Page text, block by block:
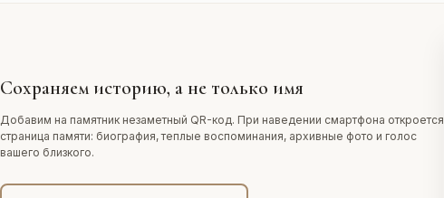
Сохраняем историю, а не только имя
Добавим на памятник незаметный QR-код. При наведении смартфона откроется
страница памяти: биография, теплые воспоминания, архивные фото и голос
вашего близкого.